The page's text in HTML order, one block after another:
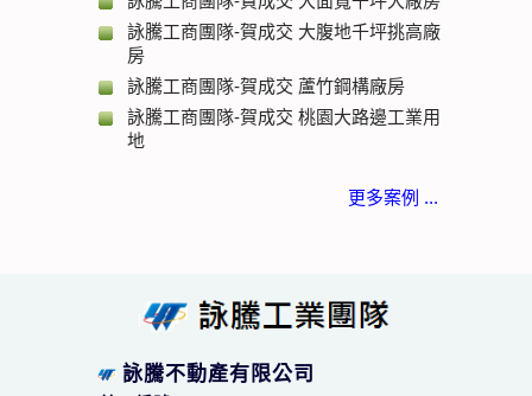
詠騰工商團隊-賀成交 大腹地千坪挑高廠
房
詠騰工商團隊-賀成交 蘆竹鋼構廠房
詠騰工商團隊-賀成交 桃園大路邊工業用
地
更多案例 ...
詠騰不動產有限公司